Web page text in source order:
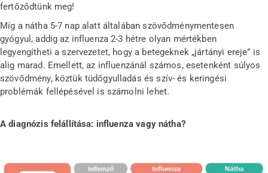
fertőződtünk meg!
Míg a nátha 5-7 nap alatt általában szövődménymentesen
gyógyul, addig az influenza 2-3 hétre olyan mértékben
legyengítheti a szervezetet, hogy a betegeknek „jártányi ereje” is
alig marad. Emellett, az influenzánál számos, esetenként súlyos
szövődmény, köztük tüdőgyulladás és szív- és keringési
problémák fellépésével is számolni lehet.
A diagnózis felállítása: influenza vagy nátha?